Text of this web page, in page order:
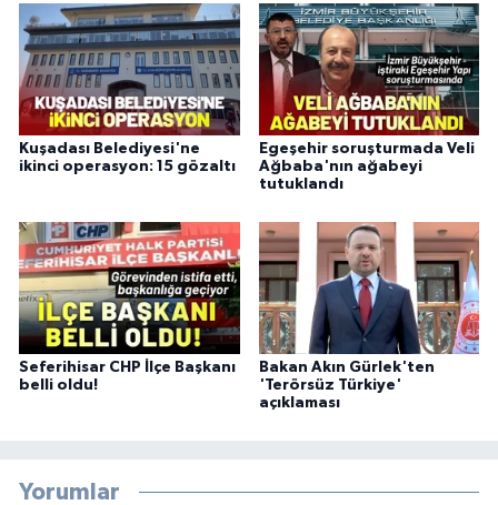
Kuşadası Belediyesi'ne
ikinci operasyon: 15 gözaltı
Egeşehir soruşturmada Veli
Ağbaba'nın ağabeyi
tutuklandı
Seferihisar CHP İlçe Başkanı
belli oldu!
Bakan Akın Gürlek'ten
'Terörsüz Türkiye'
açıklaması
Yorumlar